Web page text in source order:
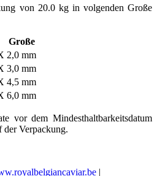
von 20.0 kg in volgenden Große
Große
2,0 mm
3,0 mm
4,5 mm
6,0 mm
vor dem Mindesthaltbarkeitsdatum
der Verpackung.
|